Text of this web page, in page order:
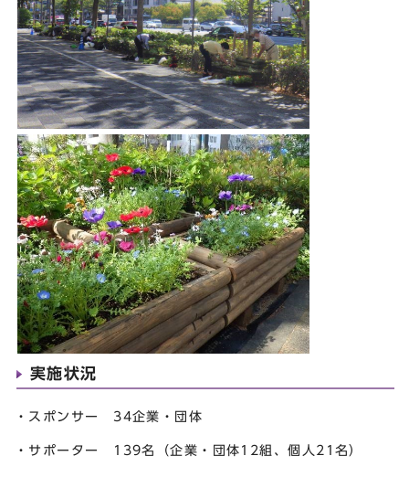
実施状況
・スポンサー 34企業・団体
・サポーター 139名（企業・団体12組、個人21名）